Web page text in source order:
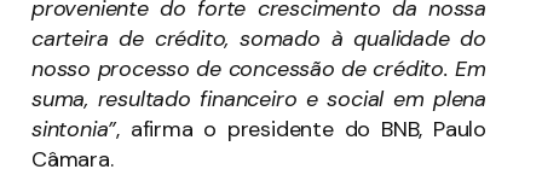
proveniente do forte crescimento da nossa
carteira de crédito, somado à qualidade do
nosso processo de concessão de crédito. Em
suma, resultado financeiro e social em plena
sintonia”, afirma o presidente do BNB, Paulo
Câmara.